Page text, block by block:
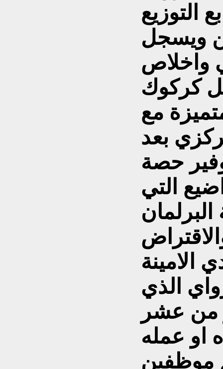
التوزيع
ويسجل
واخلاص
كركوك
مع
بعد
حصة
التي
الامينة
الذي
من عشر
او عمله
موظفين